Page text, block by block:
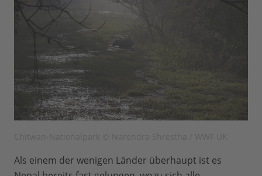
Als einem der wenigen Länder überhaupt ist es